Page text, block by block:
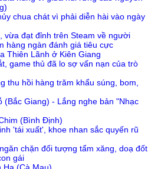
chua chát vì phải diễn hài vào ngày
vừa đạt đỉnh trên Steam về người
hàng ngàn đánh giá tiêu cực
Thiên Lãnh ở Kiên Giang
game thủ đã lo sợ vấn nạn của trò
thu hồi hàng trăm khẩu súng, bom,
(Bắc Giang) - Lắng nghe bản "Nhạc
(Bình Định)
'tái xuất', khoe nhan sắc quyến rũ
chặn đối tượng tẩm xăng, doạ đốt
gái